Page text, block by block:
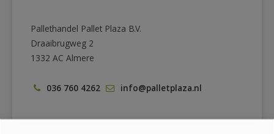
Pallethandel Pallet Plaza B.V.
Draaibrugweg 2
1332 AC Almere
036 760 4262 info@palletplaza.nl